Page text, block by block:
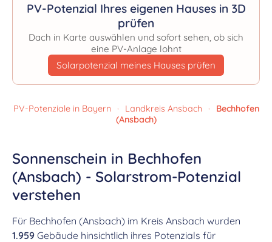
PV-Potenzial Ihres eigenen Hauses in 3D
prüfen
Dach in Karte auswählen und sofort sehen, ob sich
eine PV-Anlage lohnt
Solarpotenzial meines Hauses prüfen
PV-Potenziale in Bayern · Landkreis Ansbach ·
Bechhofen
(Ansbach)
Sonnenschein in Bechhofen
(Ansbach) - Solarstrom-Potenzial
verstehen
Für Bechhofen (Ansbach) im Kreis Ansbach wurden
1.959 Gebäude hinsichtlich ihres Potenzials für